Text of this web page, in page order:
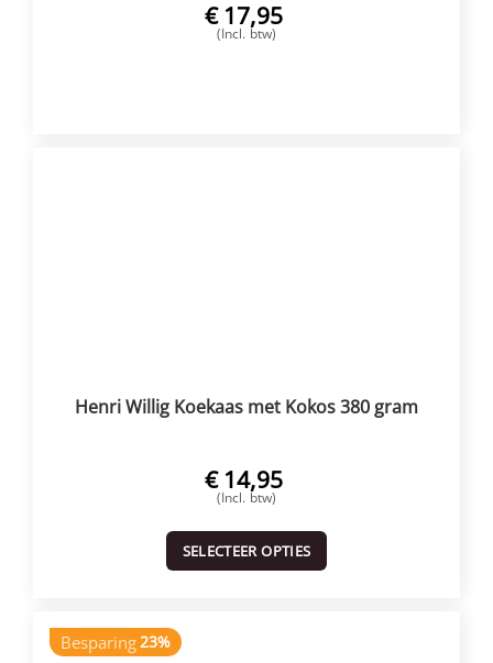
€ 17,95
(Incl. btw)
Henri Willig Koekaas met Kokos 380 gram
€ 14,95
(Incl. btw)
SELECTEER OPTIES
Besparing23%